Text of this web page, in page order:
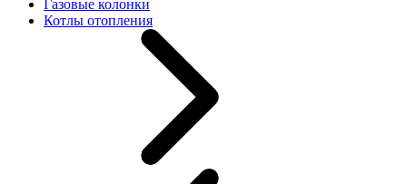
Газовые колонки
Котлы отопления